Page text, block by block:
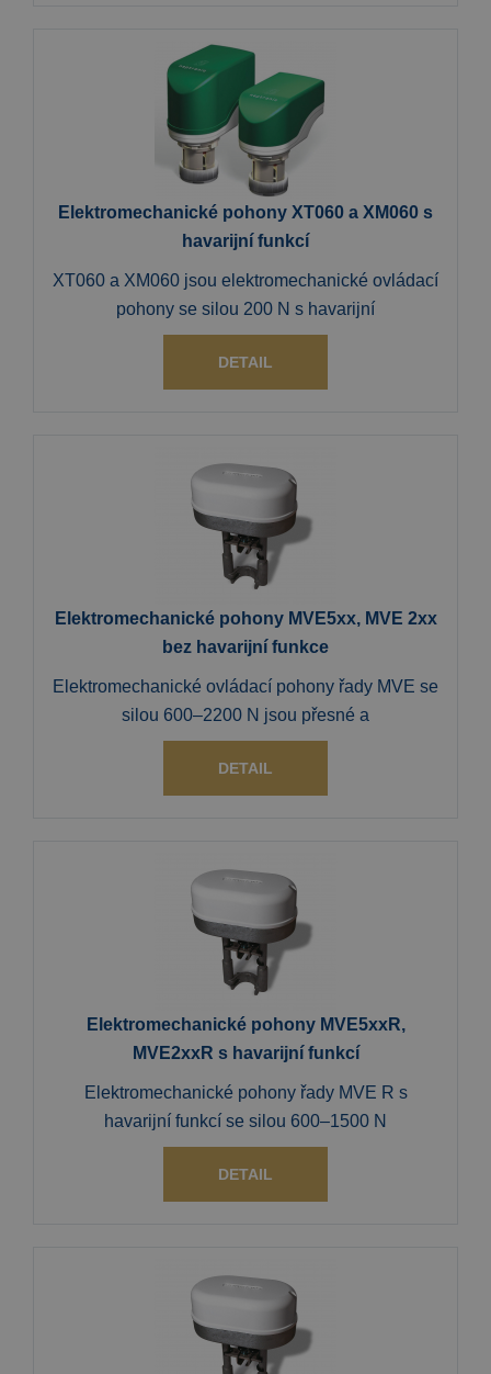
Elektromechanické pohony XT060 a XM060 s
havarijní funkcí
XT060 a XM060 jsou elektromechanické ovládací
pohony se silou 200 N s havarijní
DETAIL
Elektromechanické pohony MVE5xx, MVE 2xx
bez havarijní funkce
Elektromechanické ovládací pohony řady MVE se
silou 600–2200 N jsou přesné a
DETAIL
Elektromechanické pohony MVE5xxR,
MVE2xxR s havarijní funkcí
Elektromechanické pohony řady MVE R s
havarijní funkcí se silou 600–1500 N
DETAIL